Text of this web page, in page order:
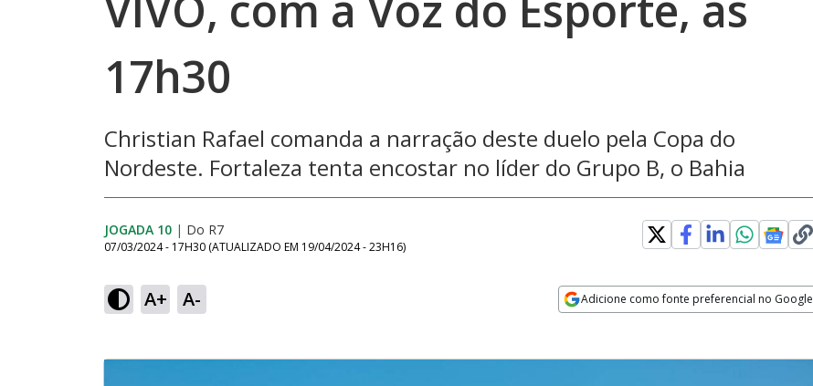
17h30
Christian Rafael comanda a narração deste duelo pela Copa do
Nordeste. Fortaleza tenta encostar no líder do Grupo B, o Bahia
JOGADA 10 | Do R7
07/03/2024 - 17H30 (ATUALIZADO EM 19/04/2024 - 23H16)
A+ A- Adicione como fonte preferencial no Google